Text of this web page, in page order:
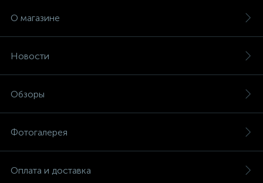
О магазине
Новости
Обзоры
Фотогалерея
Оплата и доставка